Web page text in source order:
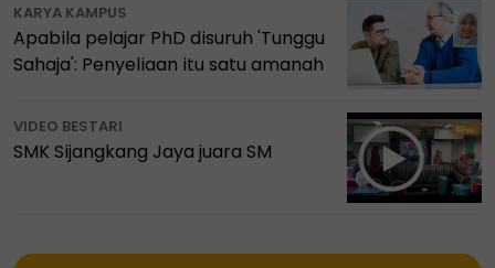
KARYA KAMPUS
Apabila pelajar PhD disuruh 'Tunggu
Sahaja': Penyeliaan itu satu amanah
VIDEO BESTARI
SMK Sijangkang Jaya juara SM